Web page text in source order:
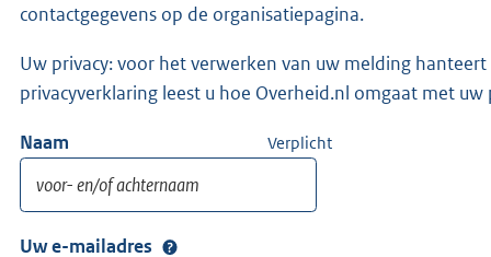
contactgegevens op de organisatiepagina.
Uw privacy: voor het verwerken van uw melding
privacyverklaring leest u hoe Overheid.nl omgaat met
Naam Verplicht
Uw e-mailadres